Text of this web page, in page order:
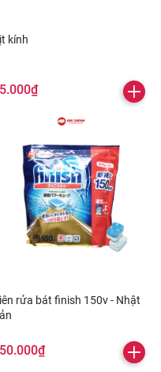
kính
rửa bát finish 150v - Nhật